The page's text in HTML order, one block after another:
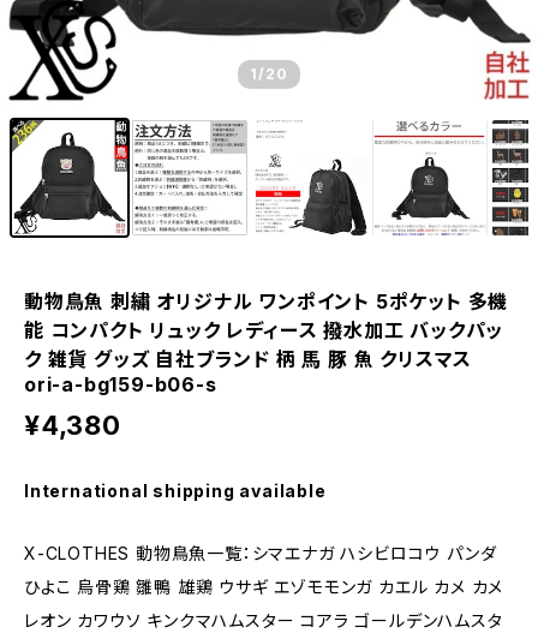
1 /20
動物鳥魚 刺繍 オリジナル ワンポイント 5ポケット 多機
能 コンパクト リュック レディース 撥水加工 バックパッ
ク 雑貨 グッズ 自社ブランド 柄 馬 豚 魚 クリスマス
ori-a-bg159-b06-s
¥4,380
International shipping available
X-CLOTHES 動物鳥魚一覧：シマエナガ ハシビロコウ パンダ
ひよこ 烏骨鶏 雛鴨 雄鶏 ウサギ エゾモモンガ カエル カメ カメ
レオン カワウソ キンクマハムスター コアラ ゴールデンハムスタ